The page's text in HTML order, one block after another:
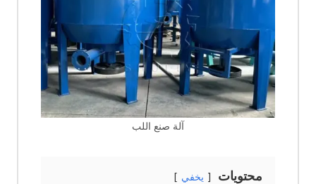
آلة صنع اللب
محتويات يخفي